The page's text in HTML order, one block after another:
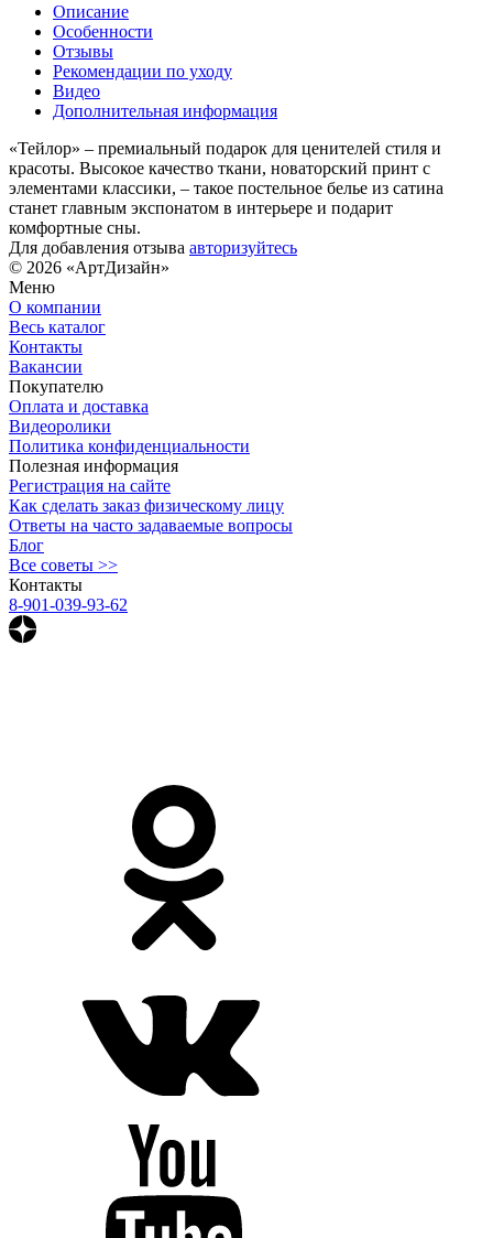
Описание
Особенности
Отзывы
Рекомендации по уходу
Видео
Дополнительная информация
«Тейлор» – премиальный подарок для ценителей стиля и
красоты. Высокое качество ткани, новаторский принт с
элементами классики, – такое постельное белье из сатина
станет главным экспонатом в интерьере и подарит
комфортные сны.
Для добавления отзыва авторизуйтесь
© 2026 «АртДизайн»
Меню
О компании
Весь каталог
Контакты
Вакансии
Покупателю
Оплата и доставка
Видеоролики
Политика конфиденциальности
Полезная информация
Регистрация на сайте
Как сделать заказ физическому лицу
Ответы на часто задаваемые вопросы
Блог
Все советы >>
Контакты
8-901-039-93-62